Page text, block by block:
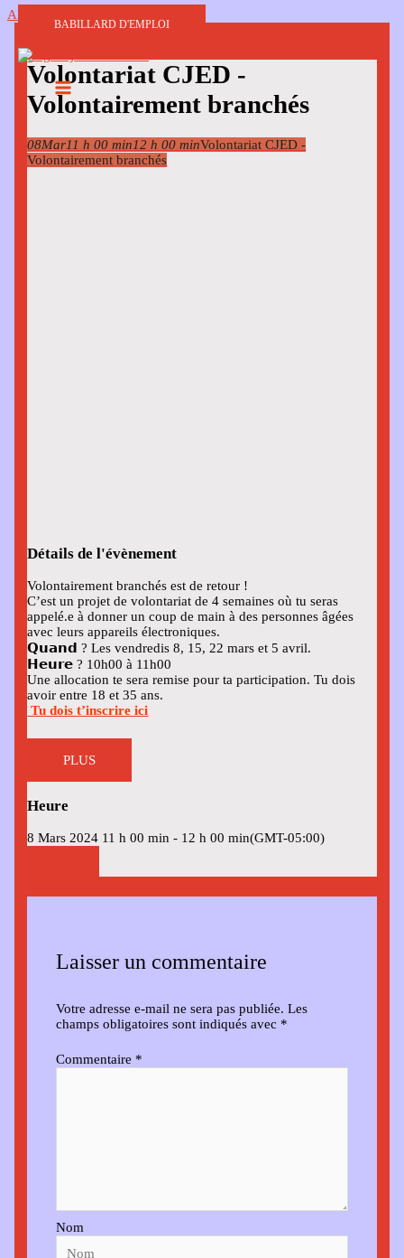
Aller au contenu
BABILLARD D'EMPLOI
Volontariat CJED -
Volontairement branchés
08Mar11 h 00 min12 h 00 minVolontariat CJED -
Volontairement branchés
Détails de l'évènement
Volontairement branchés est de retour !
C’est un projet de volontariat de 4 semaines où tu seras
appelé.e à donner un coup de main à des personnes âgées
avec leurs appareils électroniques.
𝗤𝘂𝗮𝗻𝗱 ? Les vendredis 8, 15, 22 mars et 5 avril.
𝗛𝗲𝘂𝗿𝗲 ? 10h00 à 11h00
Une allocation te sera remise pour ta participation. Tu dois
avoir entre 18 et 35 ans.
Tu dois t’inscrire ici
PLUS
Heure
8 Mars 2024 11 h 00 min - 12 h 00 min(GMT-05:00)
Laisser un commentaire
Votre adresse e-mail ne sera pas publiée. Les
champs obligatoires sont indiqués avec *
Commentaire *
Nom